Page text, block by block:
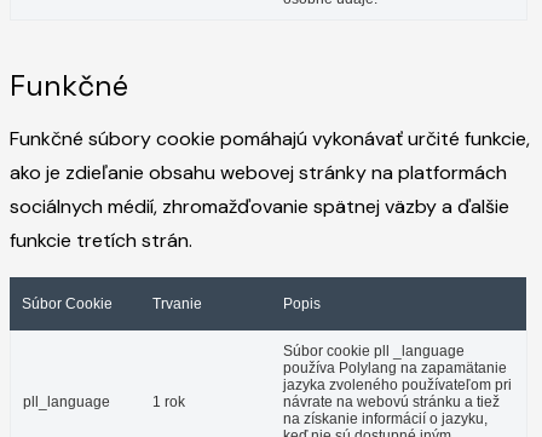
Funkčné
Funkčné súbory cookie pomáhajú vykonávať určité funkcie,
ako je zdieľanie obsahu webovej stránky na platformách
sociálnych médií, zhromažďovanie spätnej väzby a ďalšie
funkcie tretích strán.
Súbor Cookie Trvanie Popis
pll_language 1 rok
Súbor cookie pll _language
používa Polylang na zapamätanie
jazyka zvoleného používateľom pri
návrate na webovú stránku a tiež
na získanie informácií o jazyku,